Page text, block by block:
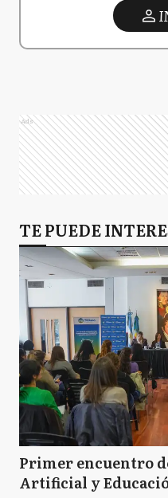
Ads
TE PUEDE
Primer encuentro
Artificial y